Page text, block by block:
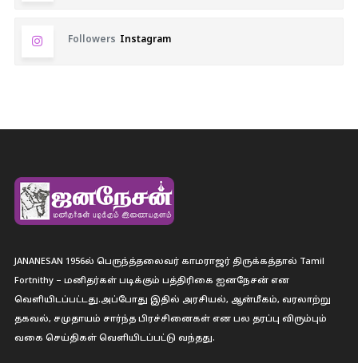
Followers Instagram
JANANESAN 1956ல் பெருந்த்தலைவர் காமராஜர் திருக்கத்தால் Tamil
Fortnithy – மனிதர்கள் படிக்கும் பத்திரிகை ஐனநேசன் என
வெளியிடப்பட்டது.அப்போது இதில் அரசியல், ஆன்மீகம், வரலாற்று
தகவல், சமுதாயம் சார்ந்த பிரச்சினைகள் என பல தரப்பு விரும்பும்
வகை செய்திகள் வெளியிடப்பட்டு வந்தது.